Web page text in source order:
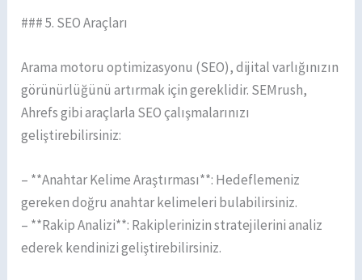
### 5. SEO Araçları
Arama motoru optimizasyonu (SEO), dijital varlığınızın
görünürlüğünü artırmak için gereklidir. SEMrush,
Ahrefs gibi araçlarla SEO çalışmalarınızı
geliştirebilirsiniz:
– **Anahtar Kelime Araştırması**: Hedeflemeniz
gereken doğru anahtar kelimeleri bulabilirsiniz.
– **Rakip Analizi**: Rakiplerinizin stratejilerini analiz
ederek kendinizi geliştirebilirsiniz.